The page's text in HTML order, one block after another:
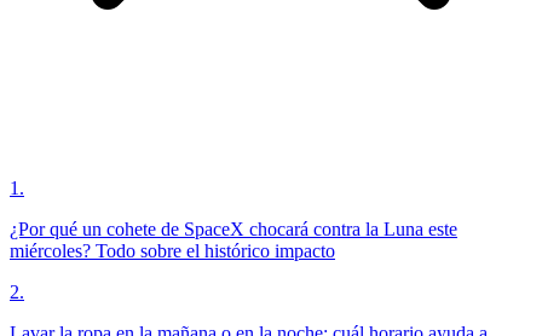
1 .
¿Por qué un cohete de SpaceX chocará contra la Luna este
miércoles? Todo sobre el histórico impacto
2.